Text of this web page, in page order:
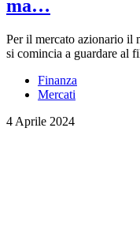
ma…
Per il mercato azionario il
si comincia a guardare al
Finanza
Mercati
4 Aprile 2024